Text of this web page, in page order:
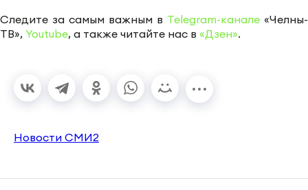
Следите за самым важным в Telegram-канале «Челны-
ТВ», Youtube, а также читайте нас в «Дзен».
Новости СМИ2